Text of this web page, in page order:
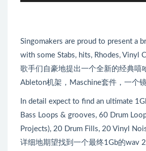
Singomakers are proud to present a
with some Stabs, hits, Rhodes, Vinyl
歌手们自豪地提出一个全新的经典嘻
Ableton机架，Maschine套件，一个
In detail expect to find an ultimate
Bass Loops & grooves, 60 Drum
Projects), 20 Drum Fills, 20 Vinyl
详细地期望找到一个最终1Gb的wav